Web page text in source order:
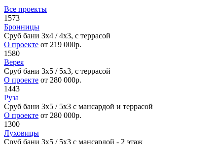
Все проекты
1573
Бронницы
Сруб бани 3х4 / 4x3, с террасой
О проекте от 219 000р.
1580
Верея
Сруб бани 3х5 / 5x3, с террасой
О проекте от 280 000р.
1443
Руза
Сруб бани 3х5 / 5x3 с мансардой и террасой
О проекте от 280 000р.
1300
Луховицы
Сруб бани 3х5 / 5х3 с мансардой - 2 этаж